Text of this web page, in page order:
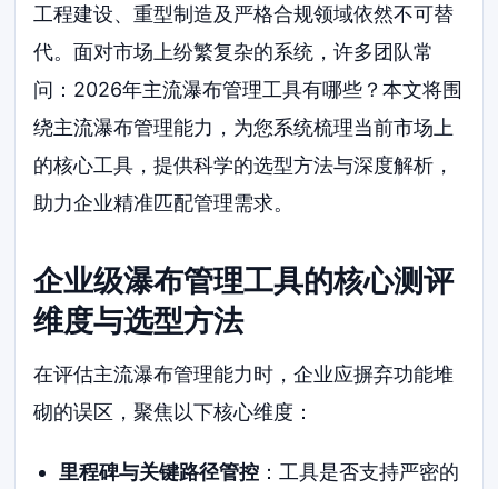
工程建设、重型制造及严格合规领域依然不可替
代。面对市场上纷繁复杂的系统，许多团队常
问：2026年主流瀑布管理工具有哪些？本文将围
绕主流瀑布管理能力，为您系统梳理当前市场上
的核心工具，提供科学的选型方法与深度解析，
助力企业精准匹配管理需求。
企业级瀑布管理工具的核心测评
维度与选型方法
在评估主流瀑布管理能力时，企业应摒弃功能堆
砌的误区，聚焦以下核心维度：
里程碑与关键路径管控：工具是否支持严密的